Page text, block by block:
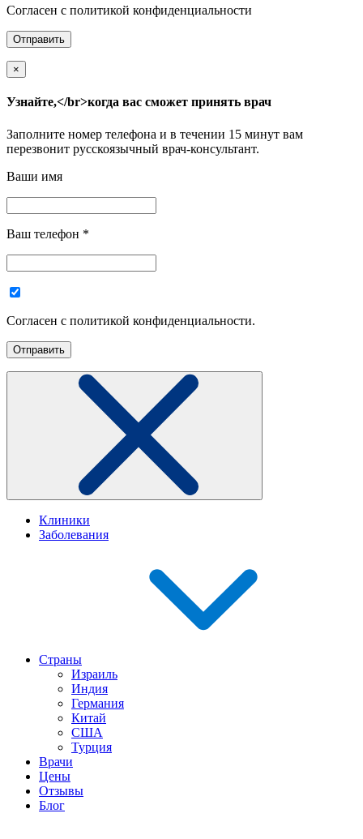
Согласен с политикой конфиденциальности
×
Узнайте,</br>когда вас сможет принять врач
Заполните номер телефона и в течении 15 минут вам
перезвонит русскоязычный врач-консультант.
Ваши имя
Ваш телефон *
Согласен с политикой конфиденциальности.
Клиники
Заболевания
Страны
Израиль
Индия
Германия
Китай
США
Турция
Врачи
Цены
Отзывы
Блог